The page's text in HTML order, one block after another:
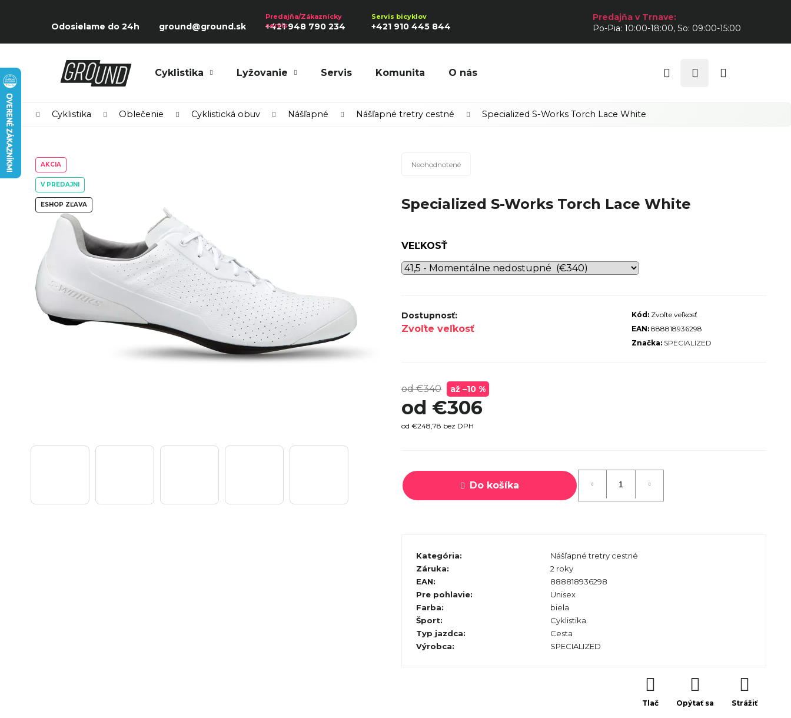
Odosielame do 24h ground@ground.sk +421 948 790 234 +421 910 445 844
Predajňa v Trnave:
Po-Pia: 10:00-18:00, So: 09:00-15:00
Cyklistika Lyžovanie Servis Komunita O nás Hľadať Prihlásenie
DomovCyklistika Oblečenie Cyklistická obuv Nášľapné Nášľapné tretry cestné Specialized S-Works Torch Lace White
Priemerné
je
0,0
5
Neohodnotené
Specialized S-Works Torch Lace White
VEĽKOSŤ
Zvoľte veľkosť
Kód: Zvoľte veľkosť
Značka: SPECIALIZED
EAN: 888818936298
od €340 až –10 %
od €306
od €248,78 bez DPH
cena:
Do košíka
Kategória:
Nášľapné tretry cestné
Záruka:
2 roky
EAN:
888818936298
Pre pohlavie:
Unisex
Farba:
biela
Šport:
Cyklistika
Typ jazdca:
Cesta
Výrobca: SPECIALIZED
Tlač Opýtať sa Strážiť
AKCIA
V PREDAJNI
ESHOP ZĽAVA
š
í
k
Späť
do
obchodu
Späť
do
obchodu
Čo potrebujete nájsť?
TREK PROCALIBER 8 FURY RED
€1 449 €979
SPECIALIZED SIRRUS X 3.0 GLOSS